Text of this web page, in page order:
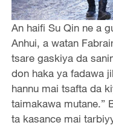
An haifi Su Qin ne a
Anhui, a watan
tsare gaskiya da
don haka ya fadawa
hannu mai tsafta da
taimakawa mutane.”
ta kasance mai